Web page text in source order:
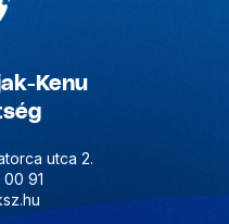
Kenu
utca 2.
00 91